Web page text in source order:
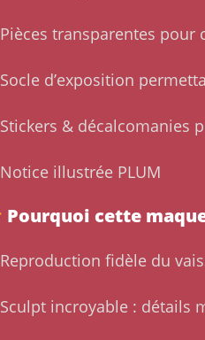
Pièces transparentes pour
Socle d’exposition
Stickers & décalcomanies
Notice illustrée PLUM
Pourquoi cette
Reproduction fidèle du
Sculpt incroyable : détails